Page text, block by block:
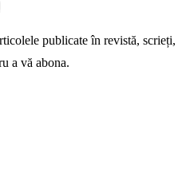
publicate în revistă, scrieți,
a vă abona.